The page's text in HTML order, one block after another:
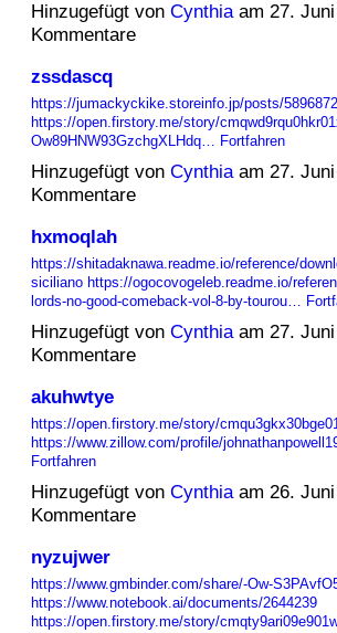
Hinzugefügt von Cynthiaam 27.
Kommentare
zssdascq
https://jumackyckike.storeinfo.jp/posts/
https://open.firstory.me/story/
Ow89HNW93GzchgXLHdq… Fortfahren
Hinzugefügt von Cynthiaam 27.
Kommentare
hxmoqlah
https://shitadaknawa.readme.io/reference/
siciliano https://ogocovogeleb.readme.io/
lords-no-good-comeback-vol-8-by-tourou…
Hinzugefügt von Cynthiaam 27.
Kommentare
akuhwtye
https://open.firstory.me/story/
https://www.zillow.com/profile/
Fortfahren
Hinzugefügt von Cynthiaam 26.
Kommentare
nyzujwer
https://www.gmbinder.com/share/-Ow-
https://www.notebook.ai/documents/2644239
https://open.firstory.me/story/